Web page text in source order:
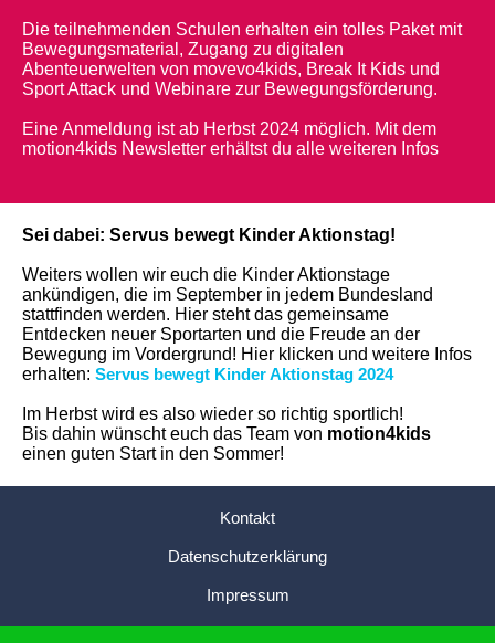
Die teilnehmenden Schulen erhalten ein tolles Paket mit
Bewegungsmaterial, Zugang zu digitalen
Abenteuerwelten von movevo4kids, Break It Kids und
Sport Attack und Webinare zur Bewegungsförderung.
Eine Anmeldung ist ab Herbst 2024 möglich. Mit dem
motion4kids Newsletter erhältst du alle weiteren Infos
Sei dabei: Servus bewegt Kinder Aktionstag!
Weiters wollen wir euch die Kinder Aktionstage
ankündigen, die im September in jedem Bundesland
stattfinden werden. Hier steht das gemeinsame
Entdecken neuer Sportarten und die Freude an der
Bewegung im Vordergrund! Hier klicken und weitere Infos
erhalten: Servus bewegt Kinder Aktionstag 2024
Im Herbst wird es also wieder so richtig sportlich!
Bis dahin wünscht euch das Team von motion4kids
einen guten Start in den Sommer!
Kontakt
Datenschutzerklärung
Impressum